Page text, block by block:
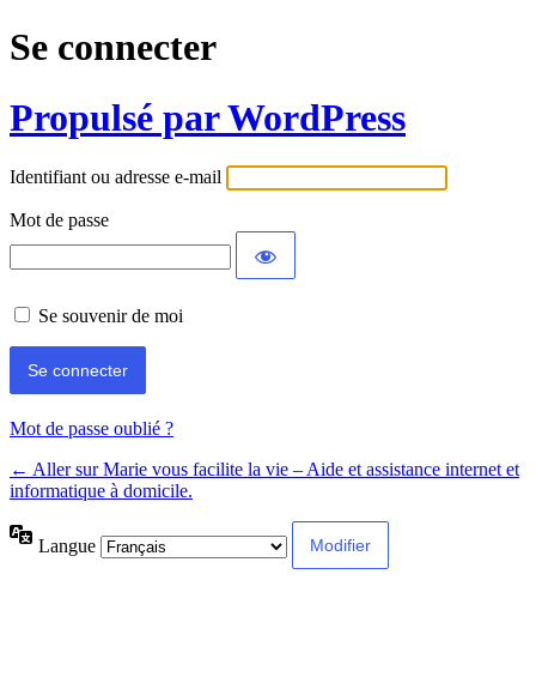
Se connecter
Propulsé par WordPress
Identifiant ou adresse e-mail
Mot de passe
Se souvenir de moi
Mot de passe oublié ?
← Aller sur Marie vous facilite la vie – Aide et assistance internet et
informatique à domicile.
Langue